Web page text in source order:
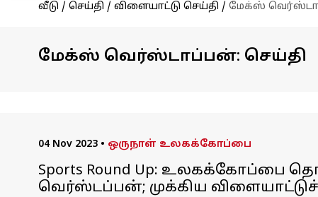
வீடு / செய்தி / விளையாட்டு செய்தி / மேக்ஸ்
மேக்ஸ் வெர்ஸ்டாப்பன்: செய்தி
04 Nov 2023 • ஒருநாள் உலகக்கோப்பை
Sports Round Up: உலகக்கோப்பை
வெர்ஸ்டப்பன்; முக்கிய